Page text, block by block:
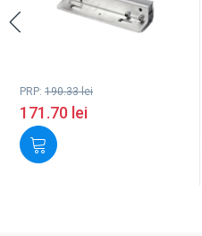
PRP: 190.33lei
171.70 lei